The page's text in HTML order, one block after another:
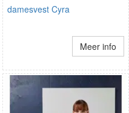
damesvest Cyra
Meer info